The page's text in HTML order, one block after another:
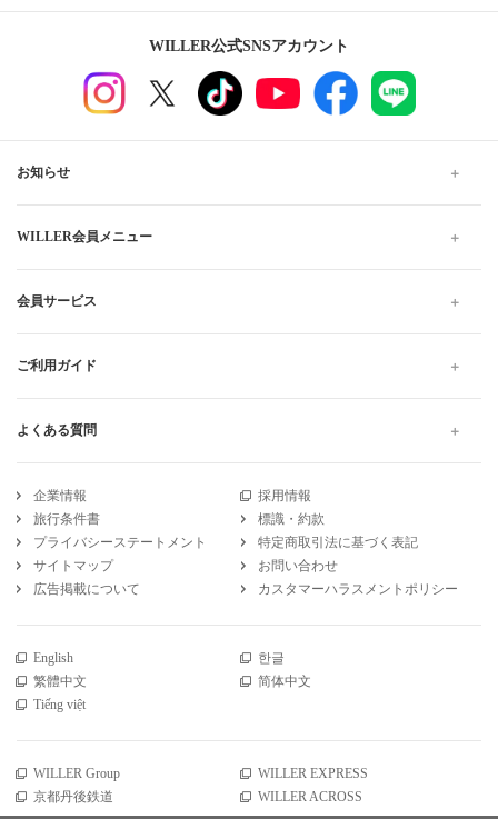
WILLER公式SNSアカウント
お知らせ
WILLER会員メニュー
会員サービス
ご利用ガイド
よくある質問
企業情報
採用情報
旅行条件書
標識・約款
プライバシーステートメント
特定商取引法に基づく表記
サイトマップ
お問い合わせ
広告掲載について
カスタマーハラスメントポリシー
English
한글
繁體中文
简体中文
Tiếng việt
WILLER Group
WILLER EXPRESS
京都丹後鉄道
WILLER ACROSS